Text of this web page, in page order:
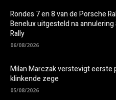
Rondes 7 en 8 van de Porsche
Benelux uitgesteld na
Rally
06/08/2026
Milan Marczak verstevigt eerste
klinkende zege
05/08/2026